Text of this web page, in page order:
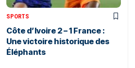
SPORTS
Côte d’Ivoire 2 – 1 France :
Une victoire historique des
Éléphants